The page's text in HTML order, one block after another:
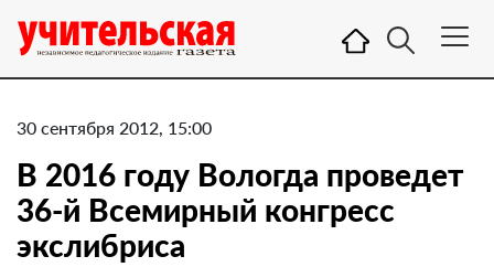
30 сентября 2012, 15:00
В 2016 году Вологда проведет
36-й Всемирный конгресс
экслибриса